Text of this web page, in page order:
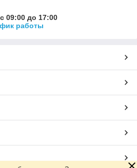
09:00 до 17:00
работы